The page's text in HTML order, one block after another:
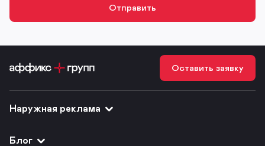
Оставить заявку
Наружная реклама
Блог